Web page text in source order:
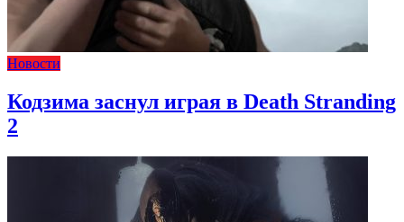
Новости
Кодзима заснул играя в Death Stranding
2